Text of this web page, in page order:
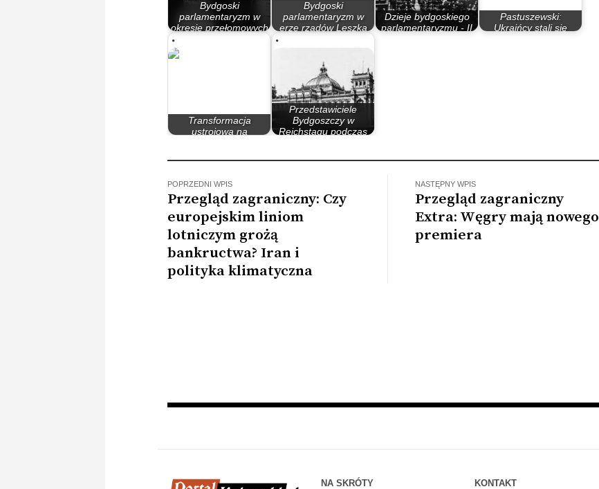
Bydgoski
parlamentaryzm w
okresie przełomowych
Bydgoski
parlamentaryzm w
erze rządów Leszka
Dzieje bydgoskiego
parlamentaryzmu - II
Pastuszewski:
Ukraińcy stali się
Transformacja
ustrojowa na
Przedstawiciele
Bydgoszczy w
Reichstagu podczas
POPRZEDNI WPIS
Przegląd zagraniczny: Czy
europejskim liniom
lotniczym grożą
bankructwa? Iran i
polityka klimatyczna
NASTĘPNY WPIS
Przegląd zagraniczny
Extra: Węgry mają nowego
premiera
NA SKRÓTY KONTAKT